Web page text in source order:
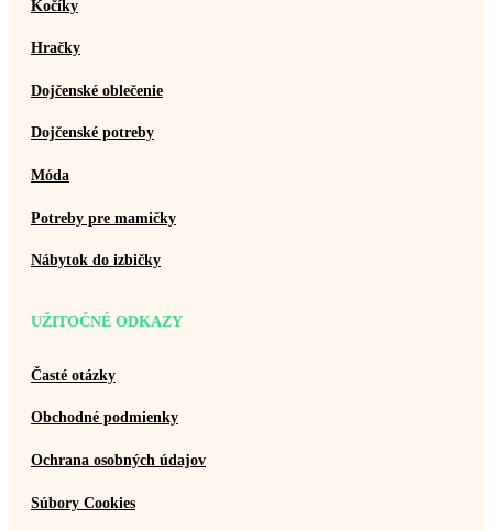
Kočíky
Hračky
Dojčenské oblečenie
Dojčenské potreby
Móda
Potreby pre mamičky
Nábytok do izbičky
UŽITOČNÉ ODKAZY
Časté otázky
Obchodné podmienky
Ochrana osobných údajov
Súbory Cookies